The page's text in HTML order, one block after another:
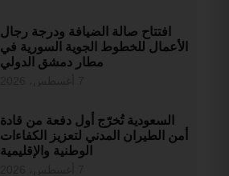
افتتاح صالة الضيافة ودرجة رجال
الأعمال للخطوط الجوية السورية في
مطار دمشق الدولي
السعودية تُخرّج أول دفعة من قادة
أمن الطيران المدني لتعزيز الكفاءات
الوطنية والإقليمية